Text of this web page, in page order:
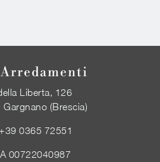
Liberta, 126
(Brescia)
0365 72551
00722040987